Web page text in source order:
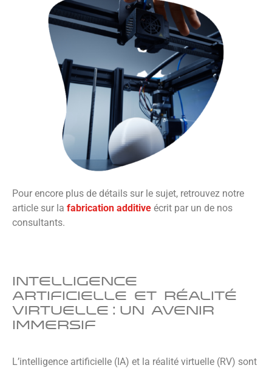
Pour encore plus de détails sur le sujet, retrouvez notre
article sur la fabrication additive écrit par un de nos
consultants.
Intelligence
artificielle et réalité
virtuelle : Un avenir
immersif
L’intelligence artificielle (IA) et la réalité virtuelle (RV) sont